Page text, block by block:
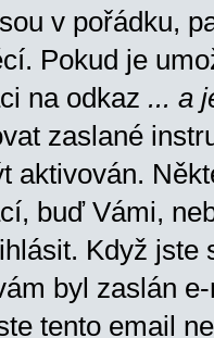
v pořádku,
Pokud je
na odkaz ... a
zaslané
aktivován.
buď Vámi,
Když jste
byl zaslán
tento email